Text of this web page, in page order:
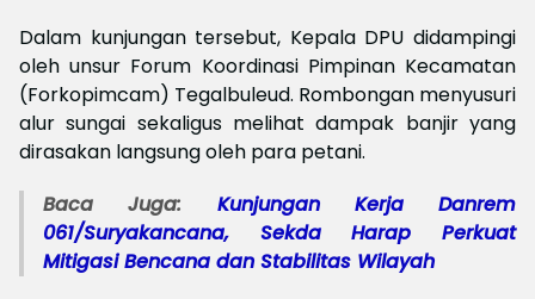
Dalam kunjungan tersebut, Kepala DPU didampingi
oleh unsur Forum Koordinasi Pimpinan Kecamatan
(Forkopimcam) Tegalbuleud. Rombongan menyusuri
alur sungai sekaligus melihat dampak banjir yang
dirasakan langsung oleh para petani.
Baca Juga: Kunjungan Kerja Danrem
061/Suryakancana, Sekda Harap Perkuat
Mitigasi Bencana dan Stabilitas Wilayah